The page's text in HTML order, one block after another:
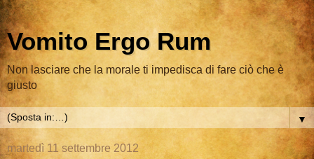
Vomito Ergo Rum
Non lasciare che la morale ti impedisca di fare ciò che è
giusto
▼
martedì 11 settembre 2012